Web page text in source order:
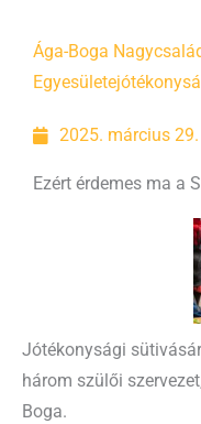
Ága-Boga
Egyesülete
2025. március
Ezért érdemes ma a
Jótékonysági
három szülői
Boga.